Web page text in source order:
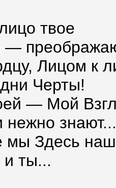
твое
Лицом к
Черты!
— Мой
нежно знают...
мы Здесь
ты...